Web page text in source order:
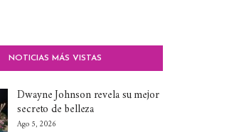
NOTICIAS MÁS VISTAS
Dwayne Johnson revela su mejor
secreto de belleza
Ago 5, 2026